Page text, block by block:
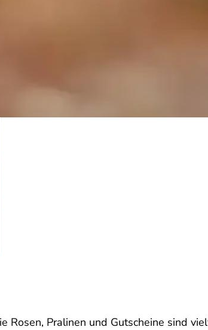
Rosen, Pralinen und Gutscheine sind